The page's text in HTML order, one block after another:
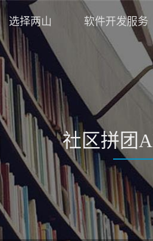
选择两山 软件开发服务
社区拼团